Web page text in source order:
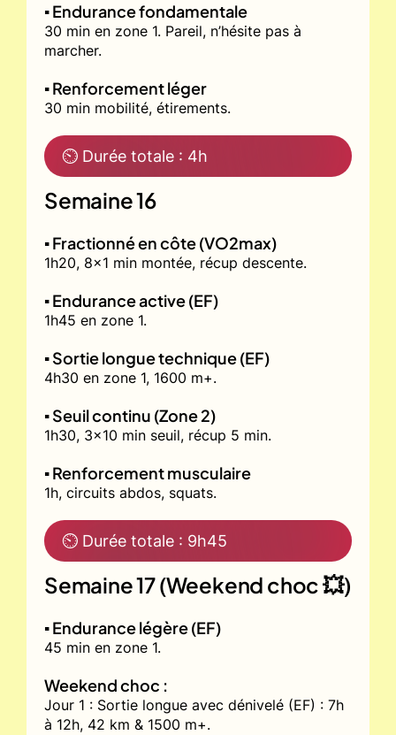
▪️ Endurance fondamentale
30 min en zone 1. Pareil, n’hésite pas à
marcher.
▪️ Renforcement léger
30 min mobilité, étirements.
⏲ Durée totale : 4h
Semaine 16
▪️ Fractionné en côte (VO2max)
1h20, 8x1 min montée, récup descente.
▪️ Endurance active (EF)
1h45 en zone 1.
▪️ Sortie longue technique (EF)
4h30 en zone 1, 1600 m+.
▪️ Seuil continu (Zone 2)
1h30, 3x10 min seuil, récup 5 min.
▪️ Renforcement musculaire
1h, circuits abdos, squats.
⏲ Durée totale : 9h45
Semaine 17 (Weekend choc 💥)
▪️ Endurance légère (EF)
45 min en zone 1.
Weekend choc :
Jour 1 : Sortie longue avec dénivelé (EF) : 7h
à 12h, 42 km & 1500 m+.